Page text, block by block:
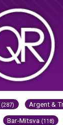
(287) Argent &
Bar-Mitsva (118)